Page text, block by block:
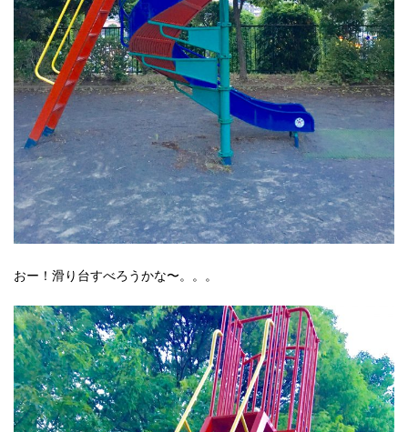
おー！滑り台すべろうかな〜。。。